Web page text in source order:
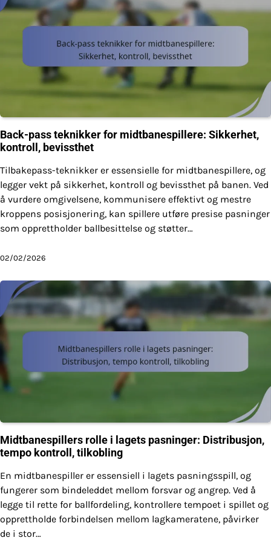
Back-pass teknikker for midtbanespillere: Sikkerhet,
kontroll, bevissthet
Tilbakepass-teknikker er essensielle for midtbanespillere, og
legger vekt på sikkerhet, kontroll og bevissthet på banen. Ved
å vurdere omgivelsene, kommunisere effektivt og mestre
kroppens posisjonering, kan spillere utføre presise pasninger
som opprettholder ballbesittelse og støtter…
02/02/2026
Midtbanespillers rolle i lagets pasninger: Distribusjon,
tempo kontroll, tilkobling
En midtbanespiller er essensiell i lagets pasningsspill, og
fungerer som bindeleddet mellom forsvar og angrep. Ved å
legge til rette for ballfordeling, kontrollere tempoet i spillet og
opprettholde forbindelsen mellom lagkameratene, påvirker
de i stor…